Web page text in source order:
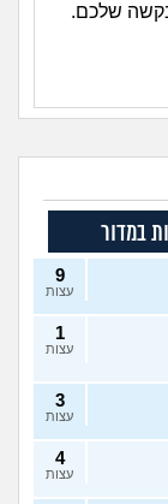
שלכם.
במדור
9
עצות
1
עצות
3
עצות
4
עצות